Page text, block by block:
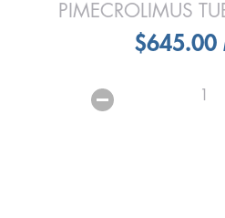
PIMECROLIMUS
$645.00
1